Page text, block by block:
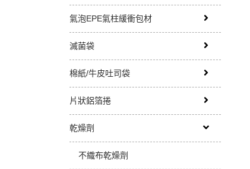
氣泡EPE氣柱緩衝包材
滅菌袋
棉紙/牛皮吐司袋
片狀鋁箔捲
乾燥劑
不織布乾燥劑